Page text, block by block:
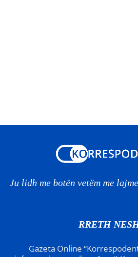
Ju lidh me botën vetëm me
RRETH
Gazeta Online